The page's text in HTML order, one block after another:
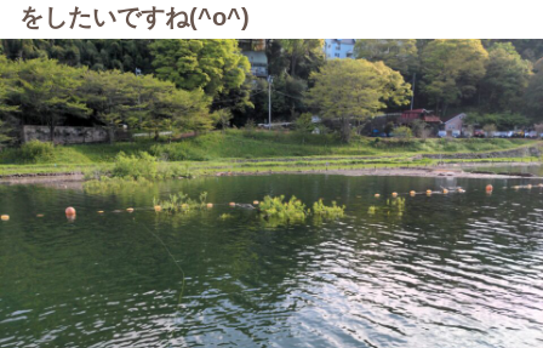
をしたいですね(^o^)